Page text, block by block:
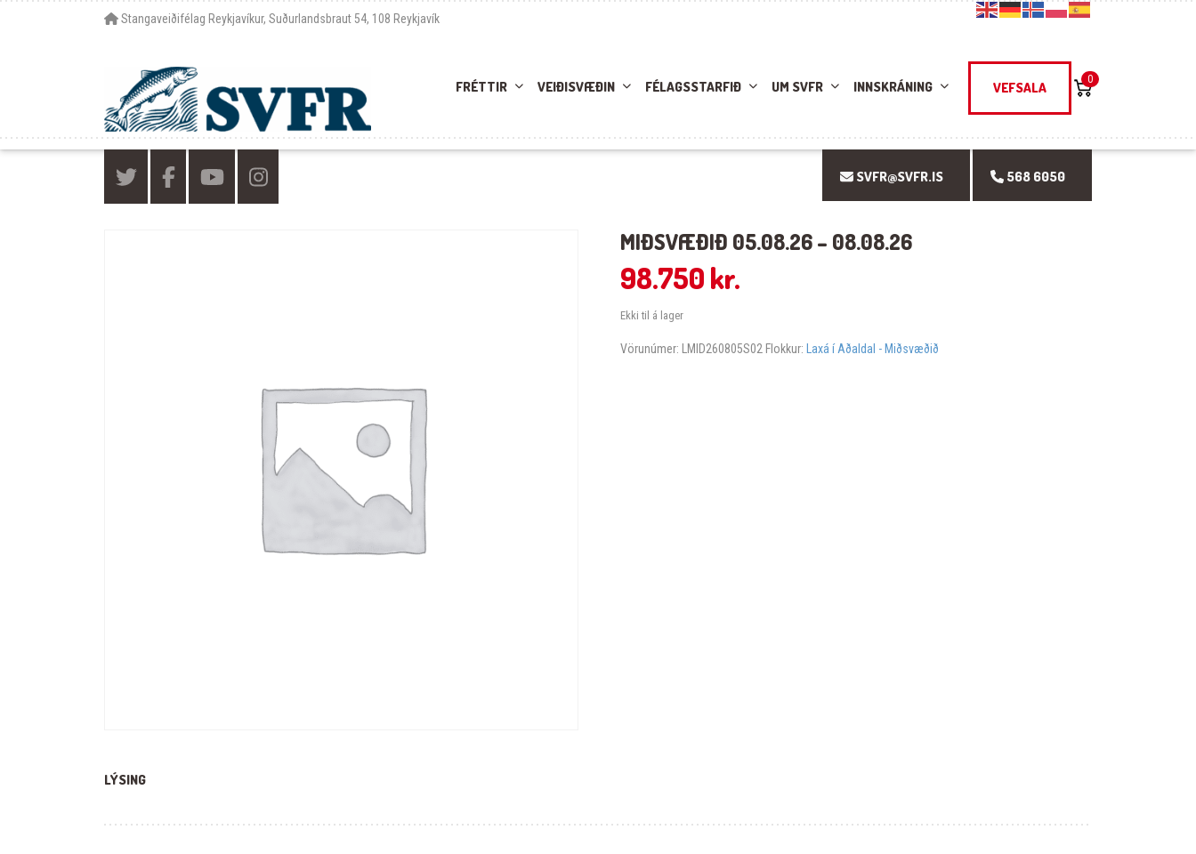
Stangaveiðifélag Reykjavíkur, Suðurlandsbraut 54, 108 Reykjavík
FRÉTTIR VEIÐISVÆÐIN FÉLAGSSTARFIÐ UM SVFR INNSKRÁNING VEFSALA
0
SVFR@SVFR.IS 568 6050
MIÐSVÆÐIÐ 05.08.26 – 08.08.26
98.750kr.
Ekki til á lager
Vörunúmer: LMID260805S02 Flokkur: Laxá í Aðaldal - Miðsvæðið
LÝSING